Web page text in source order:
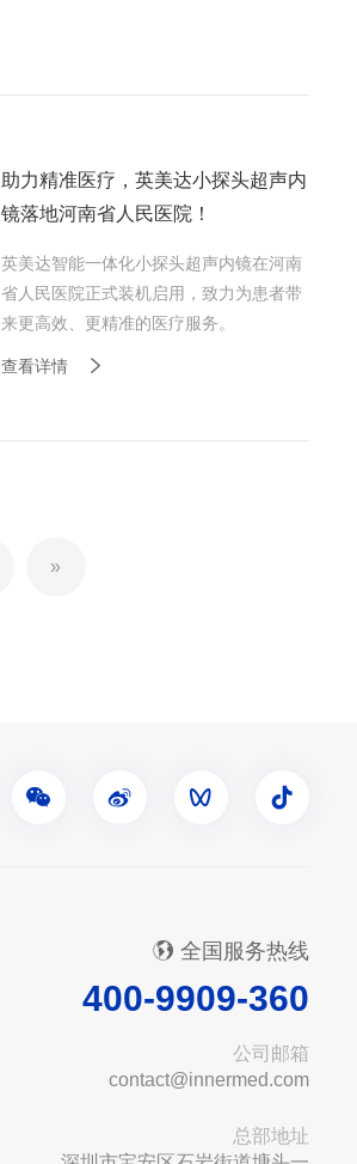
助力精准医疗，英美达小探头超声内
镜落地河南省人民医院！
英美达智能一体化小探头超声内镜在河南
省人民医院正式装机启用，致力为患者带
来更高效、更精准的医疗服务。
查看详情
»
全国服务热线
400-9909-360
公司邮箱
contact@innermed.com
总部地址